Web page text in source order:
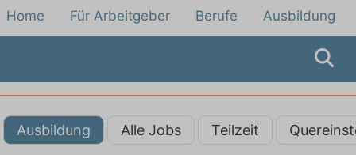
Home Für Arbeitgeber Berufe Ausbildung
Ausbildung Alle Jobs Teilzeit